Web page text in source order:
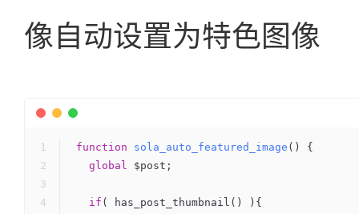
像自动设置为特色图像
function sola_auto_featured_image ()
{
global $post;
if ( has_post_thumbnail() ){